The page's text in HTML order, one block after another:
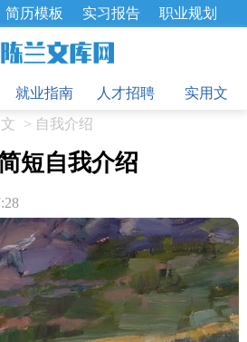
简历模板 实习报告
职业规划
绩效考核 企业文化
辞职报告
就业指南 人才招聘
实用文
> 自我介绍
短自我介绍